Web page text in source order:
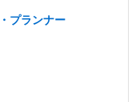
プランナー